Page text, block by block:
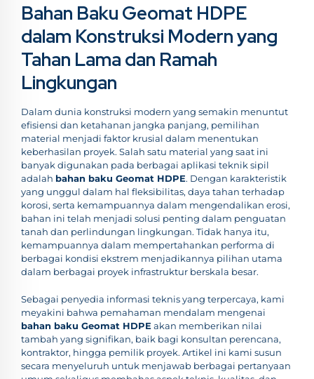
Bahan Baku Geomat HDPE
dalam Konstruksi Modern yang
Tahan Lama dan Ramah
Lingkungan
Dalam dunia konstruksi modern yang semakin menuntut
efisiensi dan ketahanan jangka panjang, pemilihan
material menjadi faktor krusial dalam menentukan
keberhasilan proyek. Salah satu material yang saat ini
banyak digunakan pada berbagai aplikasi teknik sipil
adalah bahan baku Geomat HDPE. Dengan karakteristik
yang unggul dalam hal fleksibilitas, daya tahan terhadap
korosi, serta kemampuannya dalam mengendalikan erosi,
bahan ini telah menjadi solusi penting dalam penguatan
tanah dan perlindungan lingkungan. Tidak hanya itu,
kemampuannya dalam mempertahankan performa di
berbagai kondisi ekstrem menjadikannya pilihan utama
dalam berbagai proyek infrastruktur berskala besar.
Sebagai penyedia informasi teknis yang terpercaya, kami
meyakini bahwa pemahaman mendalam mengenai
bahan baku Geomat HDPE akan memberikan nilai
tambah yang signifikan, baik bagi konsultan perencana,
kontraktor, hingga pemilik proyek. Artikel ini kami susun
secara menyeluruh untuk menjawab berbagai pertanyaan